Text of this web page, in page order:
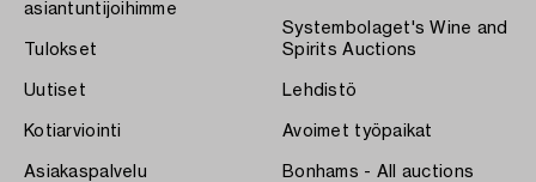
asiantuntijoihimme
Tulokset
Uutiset
Kotiarviointi
Asiakaspalvelu
Systembolaget's Wine and
Spirits Auctions
Lehdistö
Avoimet työpaikat
Bonhams - All auctions